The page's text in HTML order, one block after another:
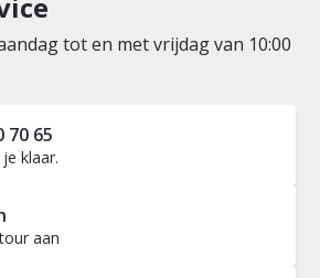
tot en met vrijdag van 10:00
70 65
klaar.
aan